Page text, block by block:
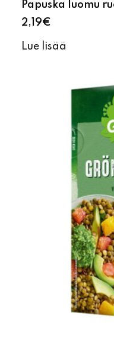
Papuska luomu
2,19€
Lue lisää